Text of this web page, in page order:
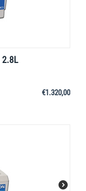
2.8L
€1.320,00